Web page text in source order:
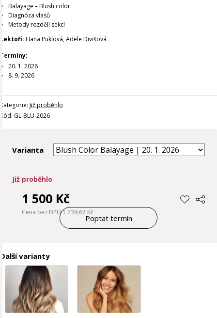
Balayage – Blush color
Diagnóza vlasů
Metody rozdělí sekcí
Lektoři: Hana Puklová, Adele Divišová
Termíny:
20. 1. 2026
8. 9. 2026
Kategorie: Již proběhlo
Kód: GL-BLU-2026
Varianta
Již proběhlo
1 500 Kč
Cena bez DPH 1 239,67 Kč
Poptat termín
Další varianty